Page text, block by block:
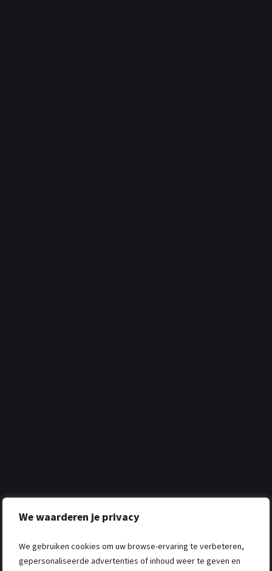
We waarderen je privacy
We gebruiken cookies om uw browse-ervaring te verbeteren,
gepersonaliseerde advertenties of inhoud weer te geven en